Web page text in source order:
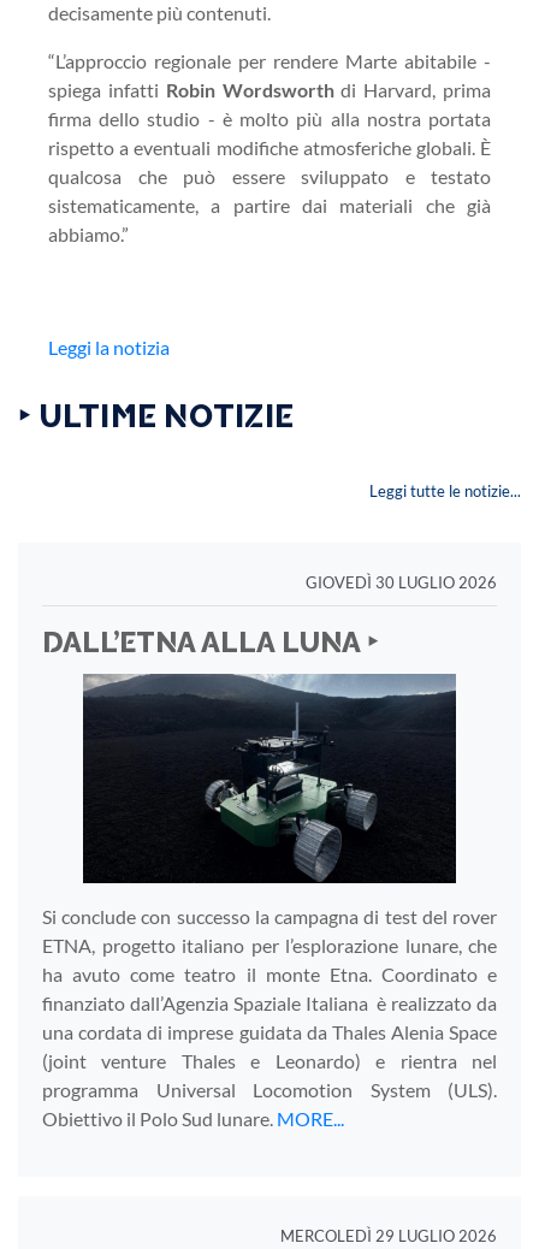
decisamente più contenuti.
“L’approccio regionale per rendere Marte abitabile -
spiega infatti Robin Wordsworthdi Harvard, prima
firma dello studio - è molto più alla nostra portata
rispetto a eventuali modifiche atmosferiche globali. È
qualcosa che può essere sviluppato e testato
sistematicamente, a partire dai materiali che già
abbiamo.”
Leggi la notizia
‣ ULTIME NOTIZIE
Leggi tutte le notizie...
GIOVEDÌ 30 LUGLIO 2026
DALL’ETNA ALLA LUNA ‣
Si conclude con successo la campagna di test del rover
ETNA, progetto italiano per l’esplorazione lunare, che
ha avuto come teatro il monte Etna. Coordinato e
finanziato dall’Agenzia Spaziale Italiana è realizzato da
una cordata di imprese guidata da Thales Alenia Space
(joint venture Thales e Leonardo) e rientra nel
programma Universal Locomotion System (ULS).
Obiettivo il Polo Sud lunare. MORE...
MERCOLEDÌ 29 LUGLIO 2026